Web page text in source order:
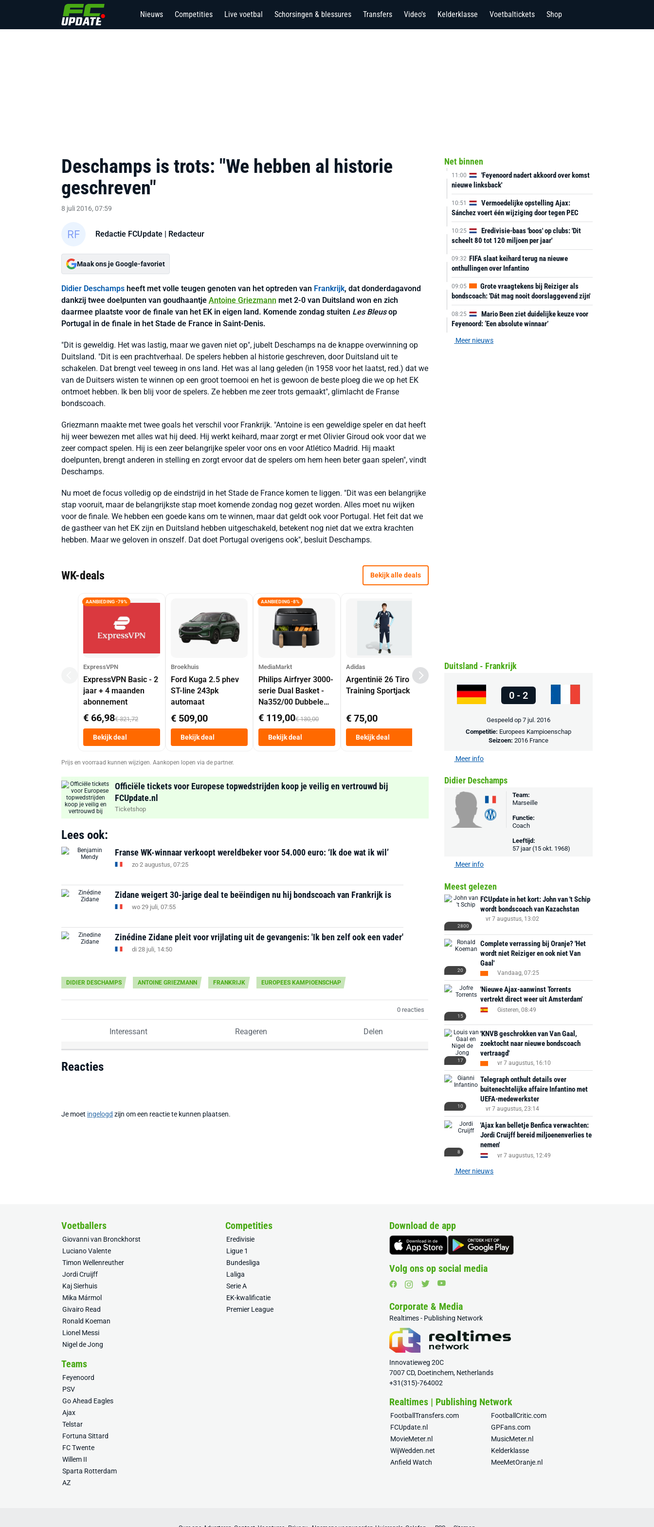
Nieuws Competities Live voetbal Schorsingen & blessures Transfers Video's Kelderklasse Voetbaltickets Shop
Deschamps is trots: "We hebben al historie
geschreven"
8 juli 2016, 07:59
Redactie FCUpdate | Redacteur
Maak ons je Google-favoriet
Didier Deschamps heeft met volle teugen genoten van het optreden van Frankrijk, dat donderdagavond
dankzij twee doelpunten van goudhaantje Antoine Griezmann met 2-0 van Duitsland won en zich
daarmee plaatste voor de finale van het EK in eigen land. Komende zondag stuiten Les Bleusop
Portugal in de finale in het Stade de France in Saint-Denis.
"Dit is geweldig. Het was lastig, maar we gaven niet op", jubelt Deschamps na de knappe overwinning op
Duitsland. "Dit is een prachtverhaal. De spelers hebben al historie geschreven, door Duitsland uit te
schakelen. Dat brengt veel teweeg in ons land. Het was al lang geleden (in 1958 voor het laatst, red.) dat we
van de Duitsers wisten te winnen op een groot toernooi en het is gewoon de beste ploeg die we op het EK
ontmoet hebben. Ik ben blij voor de spelers. Ze hebben me zeer trots gemaakt", glimlacht de Franse
bondscoach.
Griezmann maakte met twee goals het verschil voor Frankrijk. "Antoine is een geweldige speler en dat heeft
hij weer bewezen met alles wat hij deed. Hij werkt keihard, maar zorgt er met Olivier Giroud ook voor dat we
zeer compact spelen. Hij is een zeer belangrijke speler voor ons en voor Atlético Madrid. Hij maakt
doelpunten, brengt anderen in stelling en zorgt ervoor dat de spelers om hem heen beter gaan spelen", vindt
Deschamps.
Nu moet de focus volledig op de eindstrijd in het Stade de France komen te liggen. "Dit was een belangrijke
stap vooruit, maar de belangrijkste stap moet komende zondag nog gezet worden. Alles moet nu wijken
voor de finale. We hebben een goede kans om te winnen, maar dat geldt ook voor Portugal. Het feit dat we
de gastheer van het EK zijn en Duitsland hebben uitgeschakeld, betekent nog niet dat we extra krachten
hebben. Maar we geloven in onszelf. Dat doet Portugal overigens ook", besluit Deschamps.
WK-deals Bekijk alle deals
AANBIEDING -79%
ExpressVPN
ExpressVPN Basic - 2
jaar + 4 maanden
abonnement
€ 66,98€ 321,72
Bekijk deal
Broekhuis
Ford Kuga 2.5 phev
ST-line 243pk
automaat
€ 509,00
Bekijk deal
AANBIEDING -8%
MediaMarkt
Philips Airfryer 3000-
serie Dual Basket -
Na352/00 Dubbele
Mand 9 L Tot 6
Personen
Heteluchtfriteuse
Zwart
€ 119,00€ 130,00
Bekijk deal
Adidas
Argentinië 26 Tiro
Training Sportjack
€ 75,00
Bekijk deal
MediaMarkt
PlayStation 5
Ground Boots Kids
€ 78,00
Bekijk deal
Prijs en voorraad kunnen wijzigen. Aankopen lopen via de partner.
Officiële tickets voor Europese topwedstrijden koop je veilig en vertrouwd bij
FCUpdate.nl
Ticketshop
Lees ook:
Franse WK-winnaar verkoopt wereldbeker voor 54.000 euro: ‘Ik doe wat ik wil’
zo 2 augustus, 07:25
Zidane weigert 30-jarige deal te beëindigen nu hij bondscoach van Frankrijk is
wo 29 juli, 07:55
Zinédine Zidane pleit voor vrijlating uit de gevangenis: 'Ik ben zelf ook een vader'
di 28 juli, 14:50
DIDIER DESCHAMPS ANTOINE GRIEZMANN FRANKRIJK EUROPEES KAMPIOENSCHAP
0 reacties
Interessant Reageren Delen
Reacties
Je moet ingelogd zijn om een reactie te kunnen plaatsen.
Net binnen
11:00
'Feyenoord nadert akkoord over komst
nieuwe linksback'
10:51
Vermoedelijke opstelling Ajax:
Sánchez voert één wijziging door tegen PEC
10:25
Eredivisie-baas 'boos' op clubs: 'Dit
scheelt 80 tot 120 miljoen per jaar'
09:32 FIFA slaat keihard terug na nieuwe
onthullingen over Infantino
09:05
Grote vraagtekens bij Reiziger als
bondscoach: 'Dát mag nooit doorslaggevend zijn'
08:25
Mario Been ziet duidelijke keuze voor
Feyenoord: ‘Een absolute winnaar’
Meer nieuws
Duitsland - Frankrijk
0 - 2
Gespeeld op 7 jul. 2016
Competitie: Europees Kampioenschap
Seizoen: 2016 France
Meer info
Didier Deschamps
Team:
Marseille
Functie:
Coach
Leeftijd:
57 jaar (15 okt. 1968)
Meer info
Meest gelezen
2800
FCUpdate in het kort: John van 't Schip
wordt bondscoach van Kazachstan
vr 7 augustus, 13:02
20
Complete verrassing bij Oranje? 'Het
wordt niet Reiziger en ook niet Van
Gaal'
Vandaag, 07:25
15
'Nieuwe Ajax-aanwinst Torrents
vertrekt direct weer uit Amsterdam'
Gisteren, 08:49
17
'KNVB geschrokken van Van Gaal,
zoektocht naar nieuwe bondscoach
vertraagd'
vr 7 augustus, 16:10
10
Telegraph onthult details over
buitenechtelijke affaire Infantino met
UEFA-medewerkster
vr 7 augustus, 23:14
8
'Ajax kan belletje Benfica verwachten:
Jordi Cruijff bereid miljoenenverlies te
nemen'
vr 7 augustus, 12:49
Meer nieuws
Voetballers
Giovanni van Bronckhorst
Luciano Valente
Timon Wellenreuther
Jordi Cruijff
Kaj Sierhuis
Mika Mármol
Givairo Read
Ronald Koeman
Lionel Messi
Nigel de Jong
Competities
Eredivisie
Ligue 1
Bundesliga
Laliga
Serie A
EK-kwalificatie
Premier League
Teams
Feyenoord
PSV
Go Ahead Eagles
Ajax
Telstar
Fortuna Sittard
FC Twente
Willem II
Sparta Rotterdam
AZ
Download de app
Volg ons op social media
Corporate & Media
Realtimes - Publishing Network
Innovatieweg 20C
7007 CD, Doetinchem, Netherlands
+31(315)-764002
Realtimes | Publishing Network
FootballTransfers.com
FootballCritic.com
FCUpdate.nl
GPFans.com
MovieMeter.nl
MusicMeter.nl
WijWedden.net
Kelderklasse
Anfield Watch
MeeMetOranje.nl